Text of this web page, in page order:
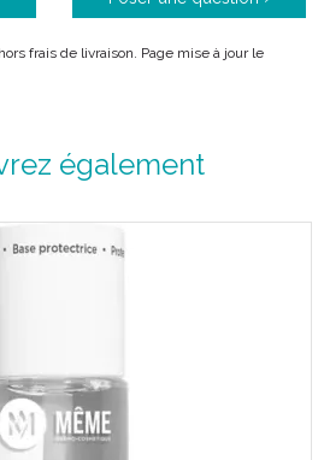
ciblées, il est recommandé de
sur les ongles.
frais de livraison. Page mise à jour le
également